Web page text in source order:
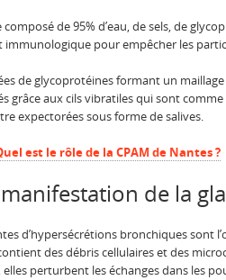
composé de 95% d’eau, de sels, de
pour empêcher les
de glycoprotéines formant un
grâce aux cils vibratiles qui sont
expectorées sous forme de salives.
est le rôle de la CPAM de Nantes ?
de la
d’hypersécrétions bronchiques
des débris cellulaires et des
perturbent les échanges dans les